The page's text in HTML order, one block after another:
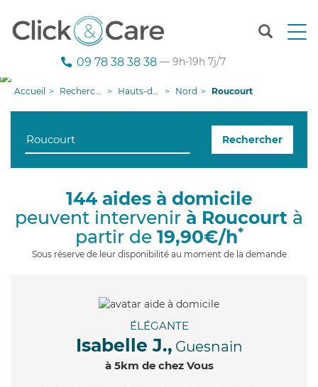
T
n
g
i
09 78 38 38 38 — 9h-19h 7j/7
Accueil Recherche aide à domicile Hauts-de-France Nord Roucourt
Rechercher
144 aides à domicile
peuvent intervenir à Roucourt à
partir de 19,90€/h*
Sous réserve de leur disponibilité au moment de la demande
ÉLÉGANTE
Isabelle J., Guesnain
à 5km de chez Vous